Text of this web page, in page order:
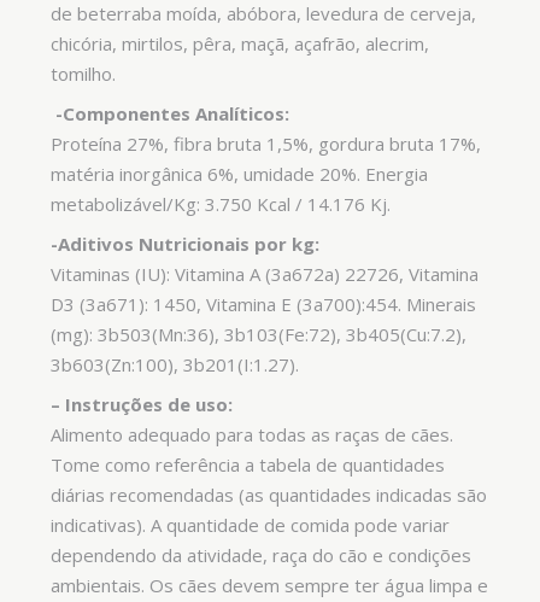
de beterraba moída, abóbora, levedura de cerveja,
chicória, mirtilos, pêra, maçã, açafrão, alecrim,
tomilho.
-Componentes Analíticos:
Proteína 27%, fibra bruta 1,5%, gordura bruta 17%,
matéria inorgânica 6%, umidade 20%. Energia
metabolizável/Kg: 3.750 Kcal / 14.176 Kj.
-Aditivos Nutricionais por kg:
Vitaminas (IU): Vitamina A (3a672a) 22726, Vitamina
D3 (3a671): 1450, Vitamina E (3a700):454. Minerais
(mg): 3b503(Mn:36), 3b103(Fe:72), 3b405(Cu:7.2),
3b603(Zn:100), 3b201(I:1.27).
– Instruções de uso:
Alimento adequado para todas as raças de cães.
Tome como referência a tabela de quantidades
diárias recomendadas (as quantidades indicadas são
indicativas). A quantidade de comida pode variar
dependendo da atividade, raça do cão e condições
ambientais. Os cães devem sempre ter água limpa e